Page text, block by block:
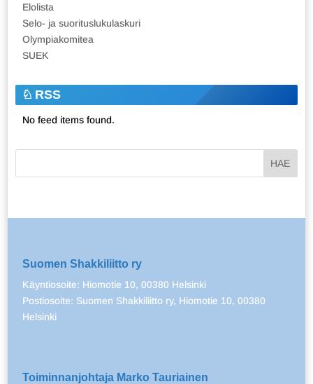
Elolista
Selo- ja suorituslukulaskuri
Olympiakomitea
SUEK
RSS
No feed items found.
Suomen Shakkiliitto ry
Käyntiosoite: Hiomotie 10, 00380 Helsinki
Postiosoite: Suomen Shakkiliitto ry, Hiomotie 10, 00380
Helsinki
Toiminnanjohtaja Marko Tauriainen